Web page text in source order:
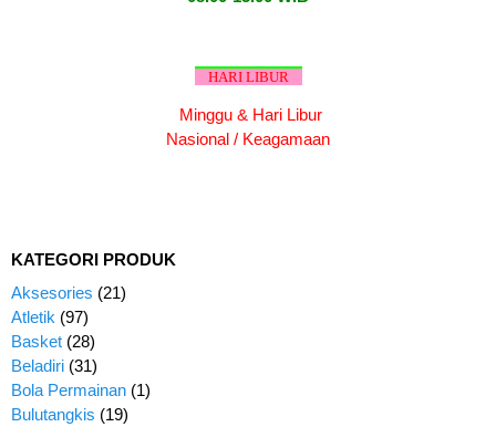
HARI LIBUR
Minggu & Hari Libur
Nasional / Keagamaan
KATEGORI PRODUK
Aksesories (21)
Atletik (97)
Basket (28)
Beladiri (31)
Bola Permainan (1)
Bulutangkis (19)